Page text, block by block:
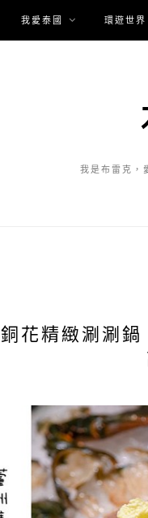
我愛泰國 環遊世界
我是布雷克，
銅花精緻涮涮